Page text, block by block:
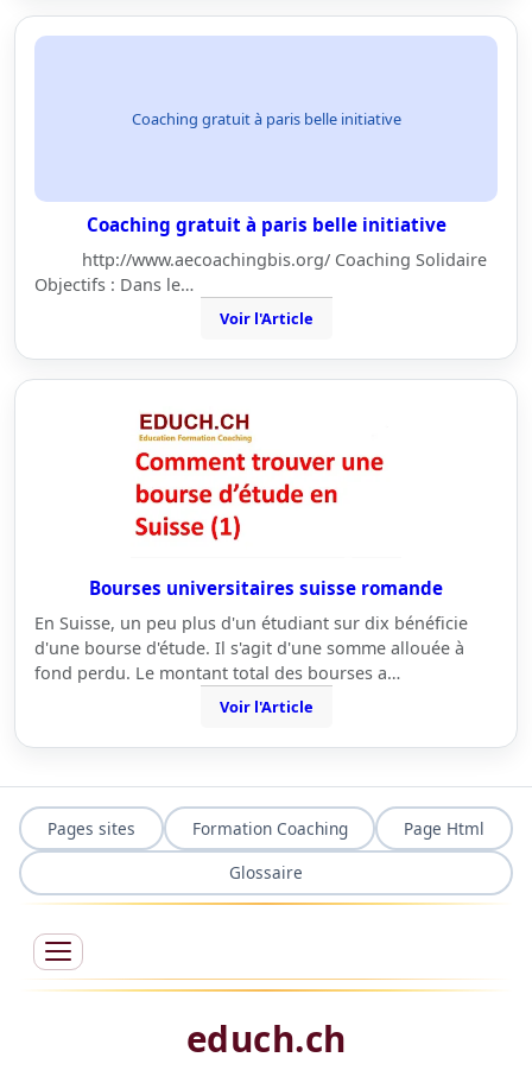
Coaching gratuit à paris belle initiative
Coaching gratuit à paris belle initiative
http://www.aecoachingbis.org/ Coaching Solidaire
Objectifs : Dans le…
Voir l'Article
Bourses universitaires suisse romande
En Suisse, un peu plus d'un étudiant sur dix bénéficie
d'une bourse d'étude. Il s'agit d'une somme allouée à
fond perdu. Le montant total des bourses a…
Voir l'Article
Pages sites Formation Coaching
Page Html
Glossaire
educh.ch